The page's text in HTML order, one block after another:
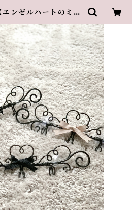
ンゼルハートのミニ
スリズエ